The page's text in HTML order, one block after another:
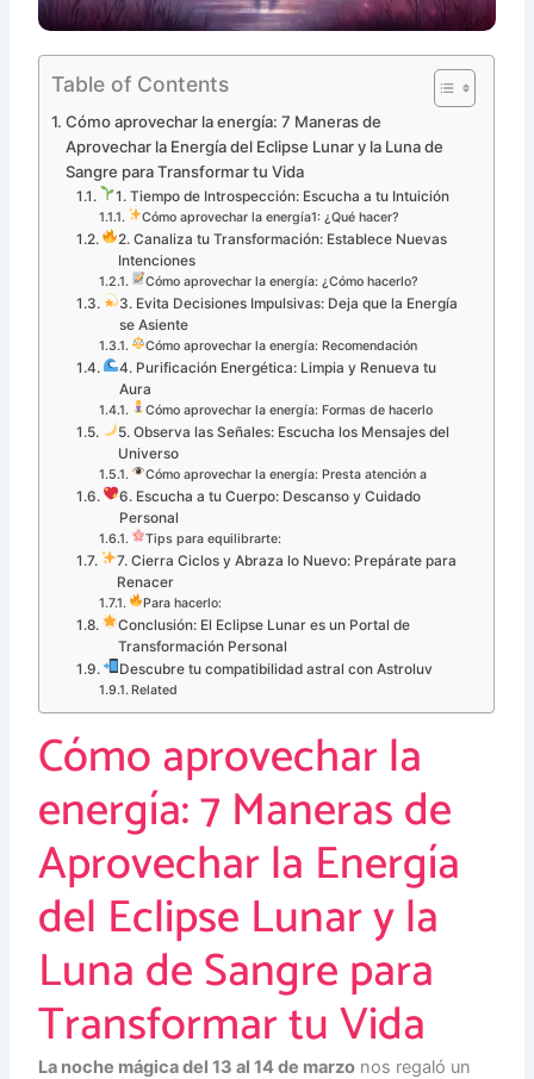
Table of Contents
Cómo aprovechar la energía: 7 Maneras de
Aprovechar la Energía del Eclipse Lunar y la Luna de
Sangre para Transformar tu Vida
1. Tiempo de Introspección: Escucha a tu Intuición
Cómo aprovechar la energía1: ¿Qué hacer?
2. Canaliza tu Transformación: Establece Nuevas
Intenciones
Cómo aprovechar la energía: ¿Cómo hacerlo?
3. Evita Decisiones Impulsivas: Deja que la Energía
se Asiente
Cómo aprovechar la energía: Recomendación
4. Purificación Energética: Limpia y Renueva tu
Aura
Cómo aprovechar la energía: Formas de hacerlo
5. Observa las Señales: Escucha los Mensajes del
Universo
Cómo aprovechar la energía: Presta atención a
6. Escucha a tu Cuerpo: Descanso y Cuidado
Personal
Tips para equilibrarte:
7. Cierra Ciclos y Abraza lo Nuevo: Prepárate para
Renacer
Para hacerlo:
Conclusión: El Eclipse Lunar es un Portal de
Transformación Personal
Descubre tu compatibilidad astral con Astroluv
Related
Cómo aprovechar la
energía: 7 Maneras de
Aprovechar la Energía
del Eclipse Lunar y la
Luna de Sangre para
Transformar tu Vida
La noche mágica del 13 al 14 de marzo nos regaló un